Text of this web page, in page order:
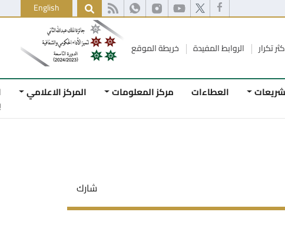
English
الروابط المفيدة خريطة الموقع
العطاءات مركز المعلومات المركز الاعلامي اتصل
بنا